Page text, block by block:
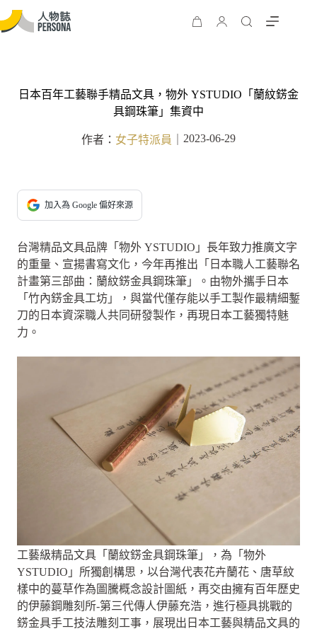
日本百年工藝聯手精品文具，物外 YSTUDIO「蘭紋錺金
具鋼珠筆」集資中
作者： 女子特派員 2023-06-29
加入為 Google 偏好來源
台灣精品文具品牌「物外 YSTUDIO」長年致力推廣文字
的重量、宣揚書寫文化，今年再推出「日本職人工藝聯名
計畫第三部曲：蘭紋錺金具鋼珠筆」。由物外攜手日本
「竹內錺金具工坊」，與當代僅存能以手工製作最精細鏨
刀的日本資深職人共同研發製作，再現日本工藝獨特魅
力。
工藝級精品文具「蘭紋錺金具鋼珠筆」，為「物外
YSTUDIO」所獨創構思，以台灣代表花卉蘭花、唐草紋
樣中的蔓草作為圖騰概念設計圖紙，再交由擁有百年歷史
的伊藤鋼雕刻所-第三代傳人伊藤充浩，進行極具挑戰的
錺金具手工技法雕刻工事，展現出日本工藝與精品文具的